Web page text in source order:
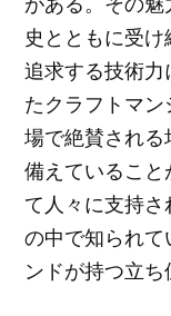
史とともに受
追求する技術
たクラフトマ
場で絶賛され
備えているこ
て人々に支持
の中で知られ
ンドが持つ立ち